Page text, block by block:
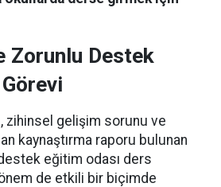
Zorunlu Destek
zihinsel gelişim sorunu ve
kaynaştırma raporu bulunan
eğitim odası ders
de etkili bir biçimde